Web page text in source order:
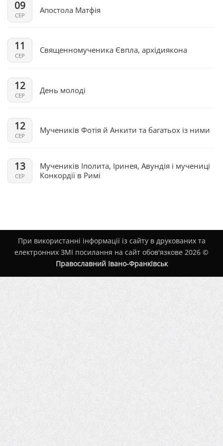
09
СЕР
Апостола Матфія
11
СЕР
Священномученика Євпла, архідиякона
12
СЕР
День молоді
12
СЕР
Мучеників Фотія й Анкити та багатьох із ними
13
СЕР
Мучеників Іполита, Іринея, Авундія і мучениці
Конкордії в Римі
При використанні інформації із сайту в друкованих та
електронних ЗМІ посилання на сайт обов'язкове 2026 ©
Православний Івано-Франківськ